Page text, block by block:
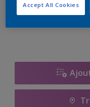
Accept All Cookies